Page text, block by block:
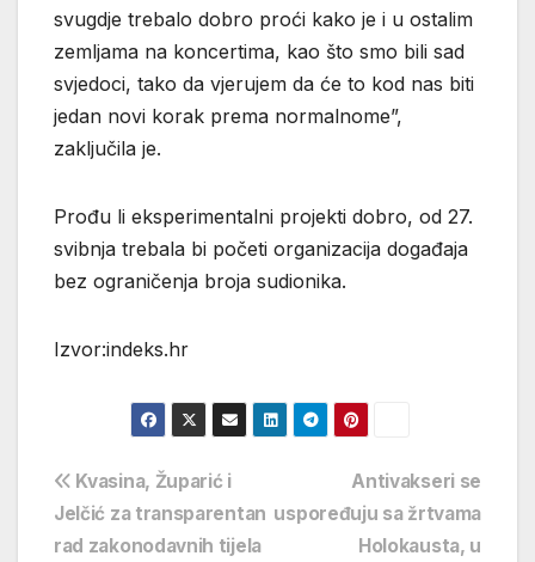
svugdje trebalo dobro proći kako je i u ostalim
zemljama na koncertima, kao što smo bili sad
svjedoci, tako da vjerujem da će to kod nas biti
jedan novi korak prema normalnome”,
zaključila je.
Prođu li eksperimentalni projekti dobro, od 27.
svibnja trebala bi početi organizacija događaja
bez ograničenja broja sudionika.
Izvor:indeks.hr
Navigacija
objava
Antivakseri se
uspoređuju sa žrtvama
Holokausta, u
Kvasina, Župarić i
Jelčić za transparentan
rad zakonodavnih tijela